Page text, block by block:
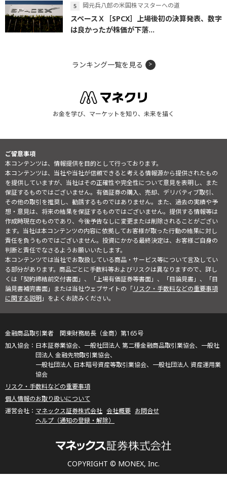
岡元兵八郎の米国株マスターへの道
スペースＸ［SPCX］上場後初の決算発表、数字
は良かったが株価が下落...
ランキング一覧を見る
お金を学び、マーケットを知り、未来を描く
ご留意事項
本コンテンツは、情報提供を目的として行っております。
本コンテンツは、当社や当社が信頼できると考える情報源から提供されたもの
を提供していますが、当社はその正確性や完全性について意見を表明し、また
保証するものではございません。有価証券の購入、売却、デリバティブ取引、
その他の取引を推奨し、勧誘するものではありません。また、過去の実績や予
想・意見は、将来の結果を保証するものではございません。提供する情報等は
作成時現在のものであり、今後予告なしに変更または削除されることがござい
ます。当社は本コンテンツの内容に依拠してお客様が取った行動の結果に対し
責任を負うものではございません。投資にかかる最終決定は、お客様ご自身の
判断と責任でなさるようお願いいたします。
本コンテンツでは当社でお取扱している商品・サービス等について言及してい
る部分があります。商品ごとに手数料等およびリスクは異なりますので、詳し
くは「契約締結前交付書面」、「上場有価証券等書面」、「目論見書」、「目
論見書補完書面」または当社ウェブサイトの「リスク・手数料などの重要事項
に関する説明」をよくお読みください。
COPYRIGHT © MONEX, Inc.
金融商品取引業者 関東財務局長（金商）第165号
日本証券業協会、一般社団法人 第二種金融商品取引業協会、一般社
団法人 金融先物取引業協会、
一般社団法人 日本暗号資産等取引業協会、一般社団法人 資産運用業
協会
リスク・手数料などの重要事項
個人情報のお取り扱いについて
マネックス証券株式会社 会社概要 お問合せ
ヘルプ（通知の登録・解除）